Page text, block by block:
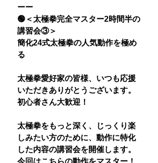
ーー
🟢＜太極拳完全マスター2時間半の
講習会③＞
簡化24式太極拳の人気動作を極め
る
太極拳愛好家の皆様、いつも応援
いただきありがとうございます。
初心者さん大歓迎！
太極拳をもっと深く、じっくり楽
しみたい方のために、動作に特化
した内容の講習会を開催します。
今回はこちらの動作をマスター！